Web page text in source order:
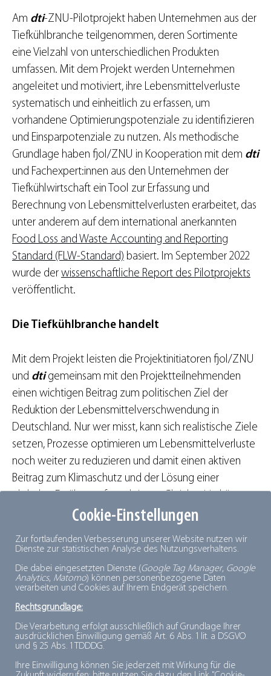
Cookie-Einstellungen
Zur fortlaufenden Verbesserung unserer Website nutzen wir
Dienste zur statistischen Analyse des Nutzungsverhaltens.
Die dabei eingesetzten Dienste (Google Tag Manager, Google
Analytics, Matomo) können personenbezogene Daten
verarbeiten und Cookies auf Ihrem Endgerät speichern.
Rechtsgrundlage:
Die Verarbeitung erfolgt ausschließlich auf Grundlage Ihrer
ausdrücklichen Einwilligung gemäß Art. 6 Abs. 1 lit. a DSGVO
und § 25 Abs. 1 TDDDG.
Ihre Einwilligung können Sie jederzeit mit Wirkung für die
Am dti-ZNU-Pilotprojekt haben Unternehmen aus der
Tiefkühlbranche teilgenommen, deren Sortimente
eine Vielzahl von unterschiedlichen Produkten
umfassen. Mit dem Projekt werden Unternehmen
angeleitet und motiviert, ihre Lebensmittelverluste
systematisch und einheitlich zu erfassen, um
vorhandene Optimierungspotenziale zu identifizieren
und Einsparpotenziale zu nutzen. Als methodische
Grundlage haben fjol/ZNU in Kooperation mit dem dti
und Fachexpert:innen aus den Unternehmen der
Tiefkühlwirtschaft ein Tool zur Erfassung und
Berechnung von Lebensmittelverlusten erarbeitet, das
unter anderem auf dem international anerkannten
Food Loss and Waste Accounting and Reporting
Standard (FLW-Standard) basiert. Im September 2022
wurde der wissenschaftliche Report des Pilotprojekts
veröffentlicht.
Die Tiefkühlbranche handelt
Mit dem Projekt leisten die Projektinitiatoren fjol/ZNU
und dtigemeinsam mit den Projektteilnehmenden
einen wichtigen Beitrag zum politischen Ziel der
Reduktion der Lebensmittelverschwendung in
Deutschland. Nur wer misst, kann sich realistische Ziele
setzen, Prozesse optimieren um Lebensmittelverluste
noch weiter zu reduzieren und damit einen aktiven
Beitrag zum Klimaschutz und der Lösung einer
nur verlässliche, nach einer einheitlichen Methode
effizient arbeitet und schon aus
betriebswirtschaftlichem Interesse stets an einer
Vollverwertung ihrer Rohstoffe interessiert ist. Den
Managementansatz zur ständigen Optimierung in
eigener Verantwortung. Zukünftig kann ein Vergleich
mit Branchenkennzahlen den Unternehmen
ermöglichen, die eigene Performance anhand des